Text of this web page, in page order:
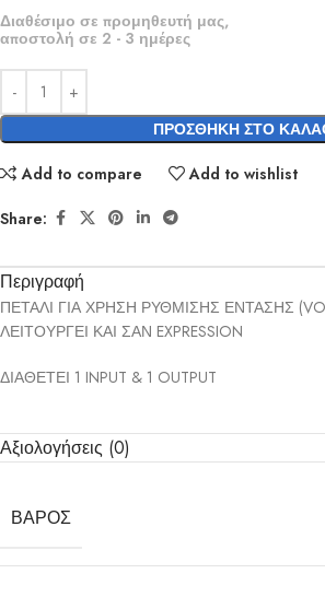
Διαθέσιμο σε προμηθευτή μας,
αποστολή σε 2 - 3 ημέρες
ΠΡΟΣΘΉΚΗ ΣΤΟ
Add to compare Add to wishlist
Share:
Περιγραφή
ΠΕΤΑΛΙ ΓΙΑ ΧΡΗΣΗ ΡΥΘΜΙΣΗΣ ΕΝΤΑΣΗΣ
ΛΕΙΤΟΥΡΓΕΙ ΚΑΙ ΣΑΝ EXPRESSION
ΔΙΑΘΕΤΕΙ 1 INPUT & 1 OUTPUT
Αξιολογήσεις (0)
ΒΆΡΟΣ